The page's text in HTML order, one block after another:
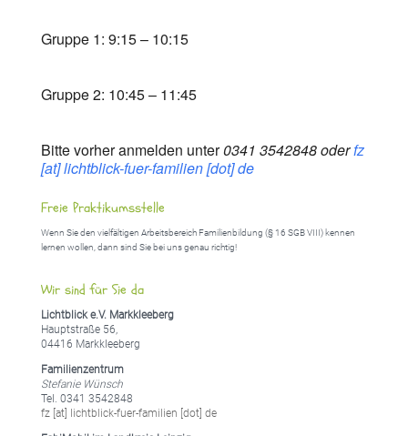
Gruppe 1: 9:15 – 10:15
Gruppe 2: 10:45 – 11:45
Bitte vorher anmelden unter0341 3542848 oderfz
[at] lichtblick-fuer-familien [dot] de
Freie Praktikumsstelle
Wenn Sie den vielfältigen Arbeitsbereich Familienbildung (§ 16 SGB VIII) kennen
lernen wollen, dann sind Sie bei uns genau richtig!
Wir sind für Sie da
Lichtblick e.V. Markkleeberg
Hauptstraße 56,
04416 Markkleeberg
Familienzentrum
Stefanie Wünsch
Tel. 0341 3542848
fz [at] lichtblick-fuer-familien [dot] de